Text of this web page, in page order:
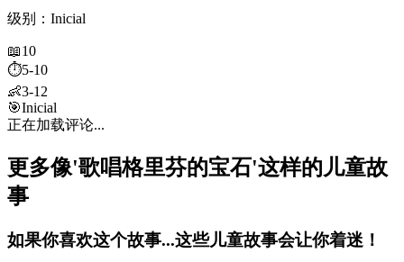
级别：Inicial
📖10
⏱️5-10
👶3-12
🎯Inicial
正在加载评论...
更多像'歌唱格里芬的宝石'这样的儿童故
事
如果你喜欢这个故事...这些儿童故事会让你着迷！